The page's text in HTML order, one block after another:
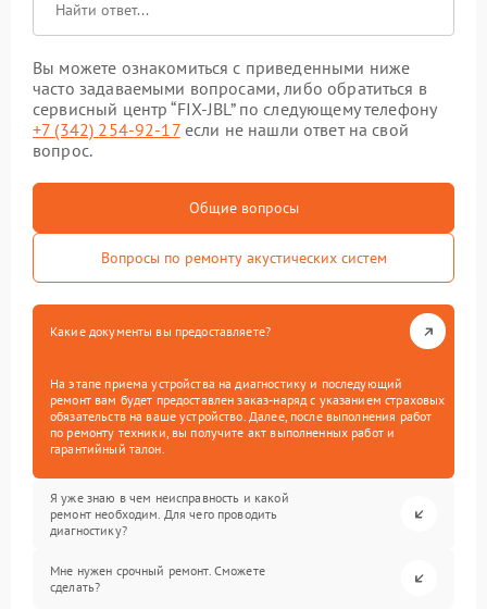
Вы можете ознакомиться с приведенными ниже
часто задаваемыми вопросами, либо обратиться в
сервисный центр “FIX-JBL” по следующему телефону
+7 (342) 254-92-17если не нашли ответ на свой
вопрос.
Общие вопросы
Вопросы по ремонту акустических систем
Какие документы вы предоставляете?
На этапе приема устройства на диагностику и последующий
ремонт вам будет предоставлен заказ-наряд с указанием страховых
обязательств на ваше устройство. Далее, после выполнения работ
по ремонту техники, вы получите акт выполненных работ и
гарантийный талон.
Я уже знаю в чем неисправность и какой
ремонт необходим. Для чего проводить
диагностику?
Мне нужен срочный ремонт. Сможете
сделать?